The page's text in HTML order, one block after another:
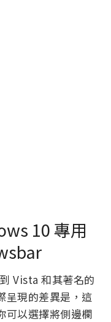
10 專用
Vista 和其著名的
呈現的差異是，這
可以選擇將側邊欄